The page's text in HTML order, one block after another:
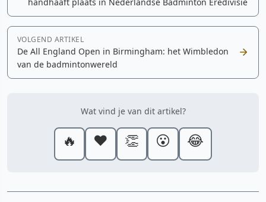
VOLGEND ARTIKEL
De All England Open in Birmingham: het Wimbledon
van de badmintonwereld
Wat vind je van dit artikel?
🔥 ❤️ 👏 😮 😂